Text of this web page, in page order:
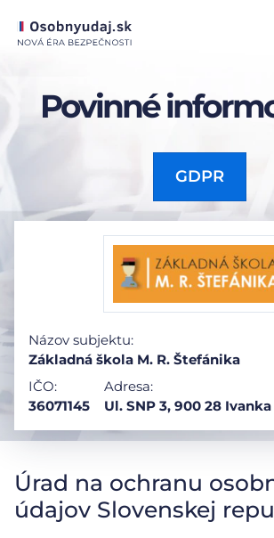
Povinné
GDPR
Názov subjektu:
Základná škola M. R. Štefánika
IČO:
36071145
Adresa:
Ul. SNP 3, 900 28
Úrad na ochranu
údajov Slovenskej